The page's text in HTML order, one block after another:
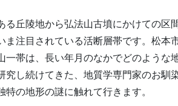
る丘陵地から弘法山古墳にかけての区
ま注目されている活断層帯です。松本
一帯は、長い年月のなかでどのような
究し続けてきた、地質学専門家のお馴
の地形の謎に触れて行きます。